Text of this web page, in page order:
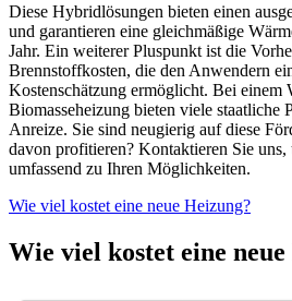
Diese Hybridlösungen bieten einen
und garantieren eine gleichmäßige
Jahr. Ein weiterer Pluspunkt ist die
Brennstoffkosten, die den Anwendern
Kostenschätzung ermöglicht. Bei einem
Biomasseheizung bieten viele staatliche
Anreize. Sie sind neugierig auf diese
davon profitieren? Kontaktieren Sie
umfassend zu Ihren Möglichkeiten.
Wie viel kostet eine neue Heizung?
Wie viel kostet eine